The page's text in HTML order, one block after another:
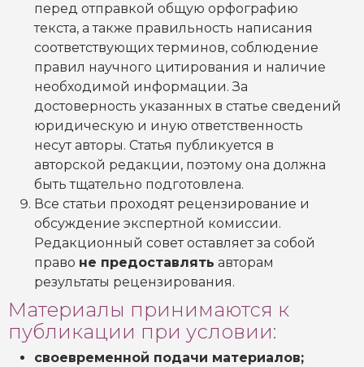
перед отправкой общую орфографию
текста, а также правильность написания
соответствующих терминов, соблюдение
правил научного цитирования и наличие
необходимой информации. За
достоверность указанных в статье сведений
юридическую и иную ответственность
несут авторы. Статья публикуется в
авторской редакции, поэтому она должна
быть тщательно подготовлена.
Все статьи проходят рецензирование и
обсуждение экспертной комиссии.
Редакционный совет оставляет за собой
право не предоставлять авторам
результаты рецензирования.
Материалы принимаются к
публикации при условии:
своевременной подачи материалов;